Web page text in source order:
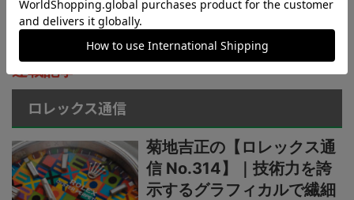
連載記事
ロレックス通信
菊地吉正の【ロレックス通
信 No.314】｜技術力を誇
示するグラフィカルで繊細